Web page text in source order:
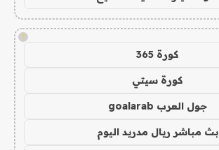
!
كورة 365
كورة سيتي
جول العرب goalarab
بث مباشر ريال مدريد اليوم